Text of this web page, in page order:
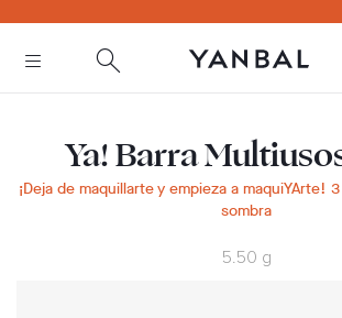
Ya! Barra
¡Deja de maquillarte y empieza a maquiYArte!
sombra
5.50 g